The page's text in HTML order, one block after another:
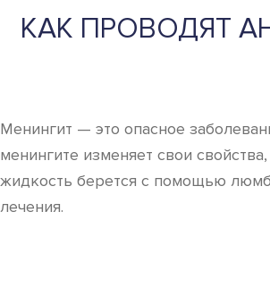
КАК ПРОВОДЯТ
Менингит — это опасное
менингите изменяет свои
жидкость берется с помощью
лечения.